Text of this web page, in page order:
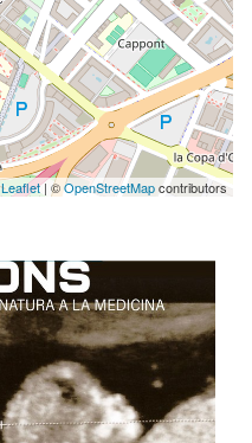
Leaflet| ©OpenStreetMapcontributors